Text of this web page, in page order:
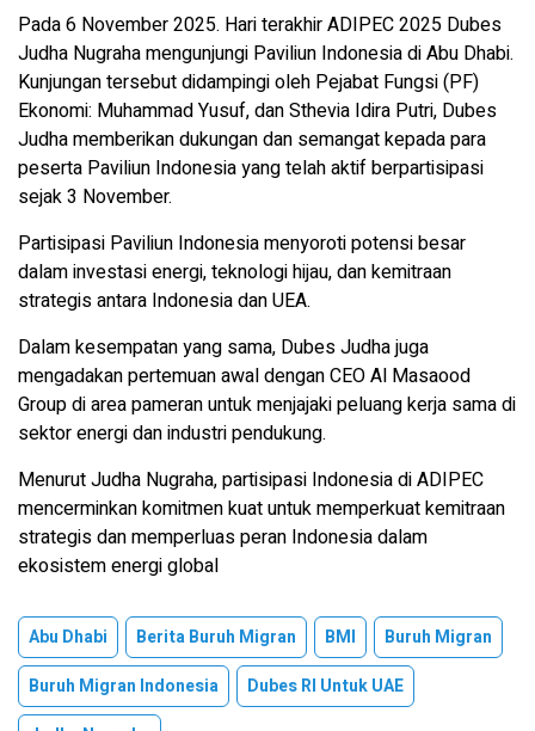
Pada 6 November 2025. Hari terakhir ADIPEC 2025 Dubes
Judha Nugraha mengunjungi Paviliun Indonesia di Abu Dhabi.
Kunjungan tersebut didampingi oleh Pejabat Fungsi (PF)
Ekonomi: Muhammad Yusuf, dan Sthevia Idira Putri, Dubes
Judha memberikan dukungan dan semangat kepada para
peserta Paviliun Indonesia yang telah aktif berpartisipasi
sejak 3 November.
Partisipasi Paviliun Indonesia menyoroti potensi besar
dalam investasi energi, teknologi hijau, dan kemitraan
strategis antara Indonesia dan UEA.
Dalam kesempatan yang sama, Dubes Judha juga
mengadakan pertemuan awal dengan CEO Al Masaood
Group di area pameran untuk menjajaki peluang kerja sama di
sektor energi dan industri pendukung.
Menurut Judha Nugraha, partisipasi Indonesia di ADIPEC
mencerminkan komitmen kuat untuk memperkuat kemitraan
strategis dan memperluas peran Indonesia dalam
ekosistem energi global
Abu Dhabi Berita Buruh Migran BMI
Buruh Migran
Buruh Migran Indonesia
Dubes RI Untuk UAE